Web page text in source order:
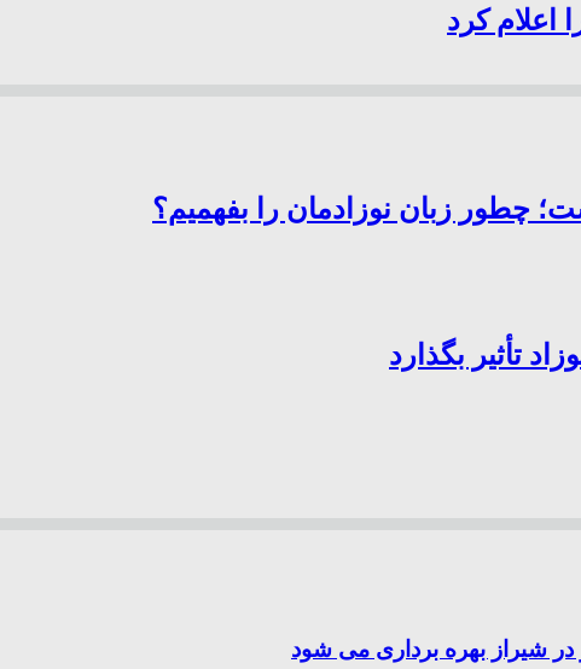
اعلام کرد
چطور زبان نوزادمان را بفهمیم؟
تأثیر بگذارد
در شیراز بهره برداری می شود